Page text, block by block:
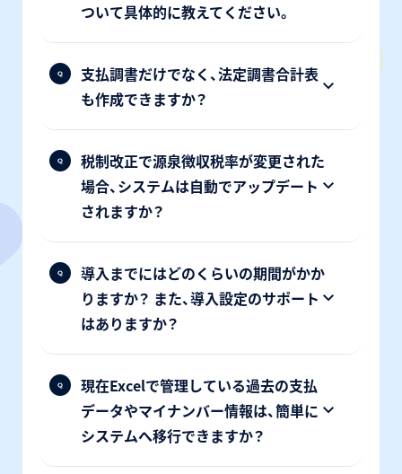
ついて具体的に教えてください。
支払調書だけでなく、法定調書合計表
も作成できますか？
税制改正で源泉徴収税率が変更された
場合、システムは自動でアップデート
されますか？
導入までにはどのくらいの期間がかか
りますか？ また、導入設定のサポート
はありますか？
現在Excelで管理している過去の支払
データやマイナンバー情報は、簡単に
システムへ移行できますか？